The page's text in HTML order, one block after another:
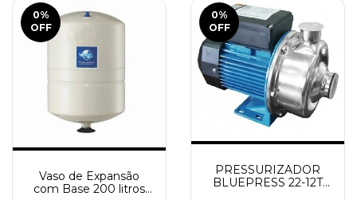
0%
OFF
Vaso de Expansão
com Base 200 litros
0%
OFF
PRESSURIZADOR
BLUEPRESS 22-12T